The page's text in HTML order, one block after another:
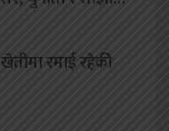
रमाई रहेकी